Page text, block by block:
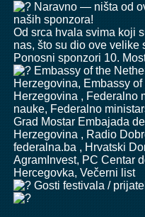
Naravno — ništa od
naših sponzora!
Od srca hvala svima koji
nas, što su dio ove velike
Ponosni sponzori 10.
Embassy of the
Herzegovina, Embassy
Herzegovina , Federalno
nauke, Federalno
Grad Mostar Embajada
Herzegovina , Radio
federalna.ba , Hrvatski
AgramInvest, PC Centar
Hercegovka, Večerni list
Gosti festivala /